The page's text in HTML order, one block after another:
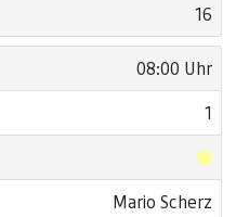
16
08:00 Uhr
1
Mario Scherz